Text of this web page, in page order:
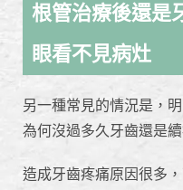
根管治療後還是
眼看不見病灶
另一種常見的情況是，
為何沒過多久牙齒還是續
造成牙齒疼痛原因很多